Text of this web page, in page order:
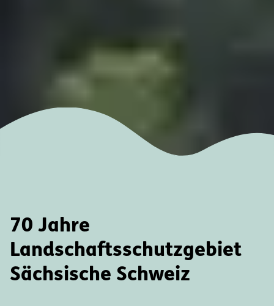
70 Jahre
Landschaftsschutzgebiet
Sächsische Schweiz